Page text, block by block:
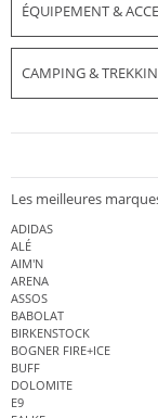
ÉQUIPEMENT &
CAMPING &
Les meilleures
ADIDAS
ALÉ
AIM'N
ARENA
ASSOS
BABOLAT
BIRKENSTOCK
BOGNER FIRE+ICE
BUFF
DOLOMITE
E9